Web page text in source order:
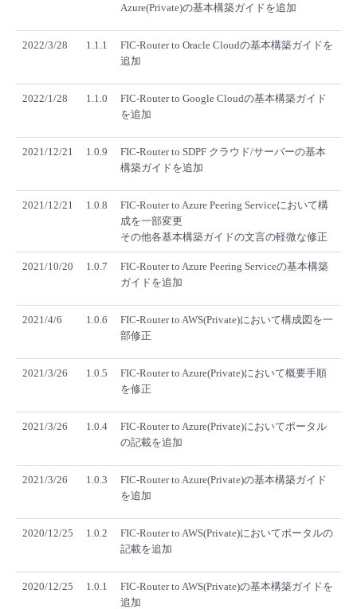
Azure(Private)の基本構築ガイドを追加
2022/3/28 1.1.1
FIC-Router to Oracle Cloudの基本構築ガイドを
追加
2022/1/28 1.1.0
FIC-Router to Google Cloudの基本構築ガイド
を追加
2021/12/21 1.0.9
FIC-Router to SDPF クラウド/サーバーの基本
構築ガイドを追加
2021/12/21 1.0.8
FIC-Router to Azure Peering Serviceにおいて構
成を一部変更
その他各基本構築ガイドの文言の軽微な修正
2021/10/20 1.0.7
FIC-Router to Azure Peering Serviceの基本構築
ガイドを追加
2021/4/6 1.0.6
FIC-Router to AWS(Private)において構成図を一
部修正
2021/3/26 1.0.5
FIC-Router to Azure(Private)において概要手順
を修正
2021/3/26 1.0.4
FIC-Router to Azure(Private)においてポータル
の記載を追加
2021/3/26 1.0.3
FIC-Router to Azure(Private)の基本構築ガイド
を追加
2020/12/25 1.0.2
FIC-Router to AWS(Private)においてポータルの
記載を追加
2020/12/25 1.0.1
FIC-Router to AWS(Private)の基本構築ガイドを
追加